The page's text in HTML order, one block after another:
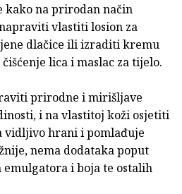
kako na prirodan način
vlastiti losion za
dlačice ili izraditi kremu
lica i maslac za tijelo.
prirodne i mirišljave
i na vlastitoj koži osjetiti
vidljivo hrani i pomlađuje
nema dodataka poput
i boja te ostalih